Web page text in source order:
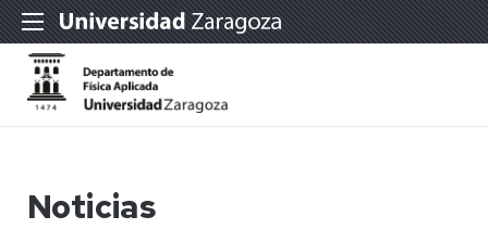
Noticias